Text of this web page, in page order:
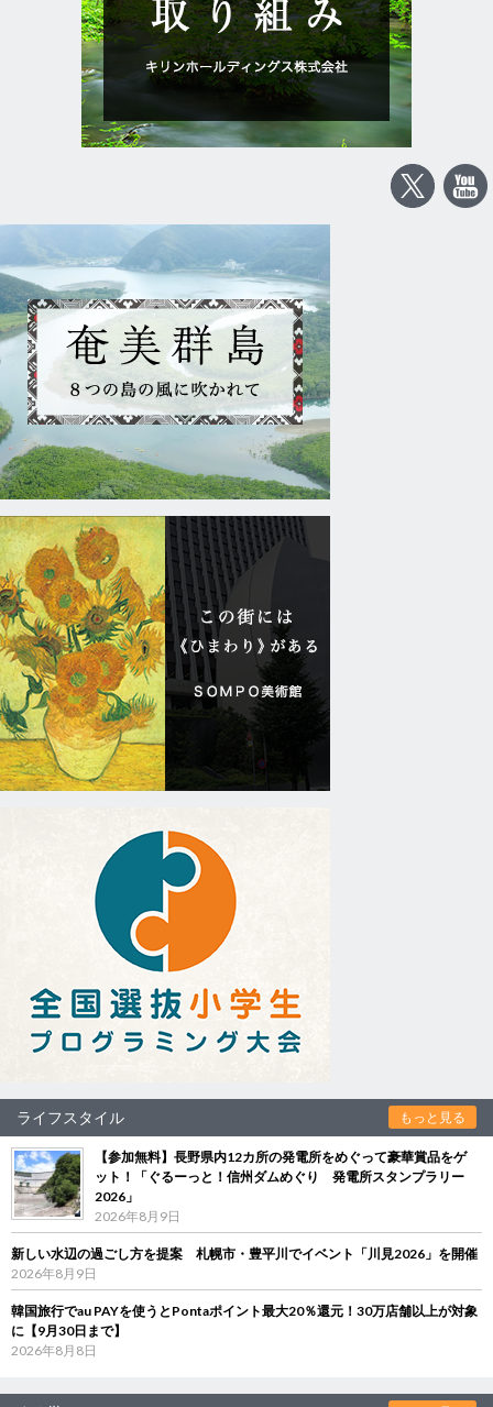
ライフスタイル もっと見る
【参加無料】長野県内12カ所の発電所をめぐって豪華賞品をゲ
ット！「ぐるーっと！信州ダムめぐり 発電所スタンプラリー
2026」
2026年8月9日
新しい水辺の過ごし方を提案 札幌市・豊平川でイベント「川見2026」を開催
2026年8月9日
韓国旅行でau PAYを使うとPontaポイント最大20％還元！30万店舗以上が対象
に【9月30日まで】
2026年8月8日